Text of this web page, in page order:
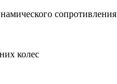
сопротивления
колес